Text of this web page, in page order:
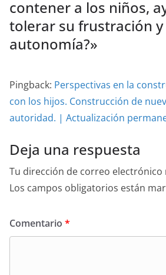
contener a los niños,
tolerar su frustración y
autonomía?»
Pingback: Perspectivas en la
con los hijos. Construcción de
autoridad. | Actualización
Deja una respuesta
Tu dirección de correo electrónico
Los campos obligatorios están
Comentario *